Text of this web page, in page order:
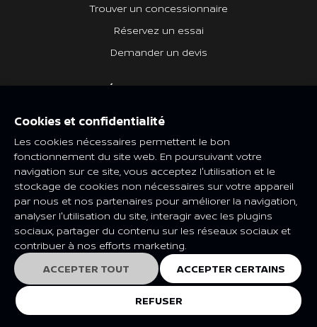
Trouver un concessionnaire
Réservez un essai
Demander un devis
DÉCOUVREZ NISSAN
Quoi de neuf
Heritage Nissan
NISSAN SOCIAL
Les caractéristiques et spécifications peuvent être modifiées en
fonction du marché et de la catégorie. Veuillez consulter votre
concessionnaire Nissan local pour plus de renseignements.
© Nissan 2025
Cookies et confidentialité
Les cookies nécessaires permettent le bon
fonctionnement du site web. En poursuivant votre
navigation sur ce site, vous acceptez l'utilisation et le
stockage de cookies non nécessaires sur votre appareil
par nous et nos partenaires pour améliorer la navigation,
analyser l'utilisation du site, interagir avec les plugins
sociaux, partager du contenu sur les réseaux sociaux et
contribuer à nos efforts marketing.
ACCEPTER TOUT
ACCEPTER CERTAINS
REFUSER